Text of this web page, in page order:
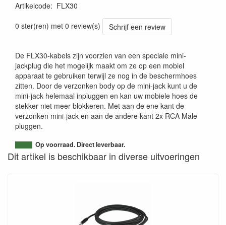
Artikelcode: FLX30
0 ster(ren) met 0 review(s)
Schrijf een review
De FLX30-kabels zijn voorzien van een speciale mini-
jackplug die het mogelijk maakt om ze op een mobiel
apparaat te gebruiken terwijl ze nog in de beschermhoes
zitten. Door de verzonken body op de mini-jack kunt u de
mini-jack helemaal inpluggen en kan uw mobiele hoes de
stekker niet meer blokkeren. Met aan de ene kant de
verzonken mini-jack en aan de andere kant 2x RCA Male
pluggen.
Op voorraad. Direct leverbaar.
Dit artikel is beschikbaar in diverse uitvoeringen